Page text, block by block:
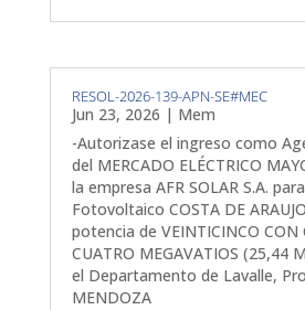
RESOL-2026-139-APN-SE#MEC
Jun 23, 2026 | Mem
-Autorizase el ingreso como
del MERCADO ELÉCTRICO
la empresa AFR SOLAR S.A.
Fotovoltaico COSTA DE
potencia de VEINTICINCO CON
CUATRO MEGAVATIOS (25,44
el Departamento de Lavalle,
MENDOZA